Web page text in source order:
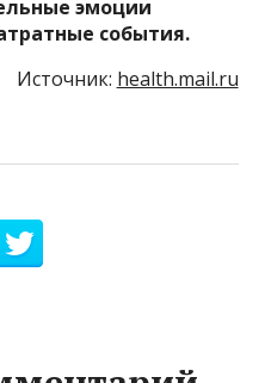
эмоции
события.
Источник: health.mail.ru